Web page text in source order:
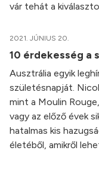
vár tehát a
2021. JÚNIUS 20.
10 érdekesség a
Ausztrália egyik
születésnapját.
mint a Moulin
vagy az előző évek
hatalmas kis
életéből, amikről